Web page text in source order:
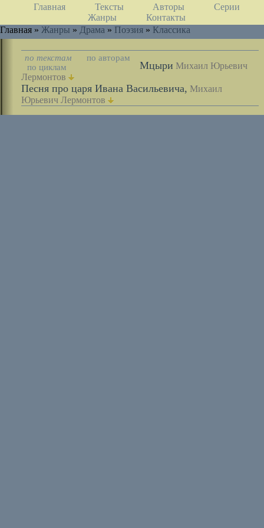
Главная Тексты Авторы
Серии
Жанры
Контакты
Главная » Жанры » Драма » Поэзия » Классика
по текстам
по авторам
по циклам
Мцыри Михаил Юрьевич
Лермонтов
Песня про царя Ивана Васильевича, Михаил
Юрьевич Лермонтов